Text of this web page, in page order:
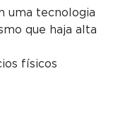
uma tecnologia
que haja alta
físicos